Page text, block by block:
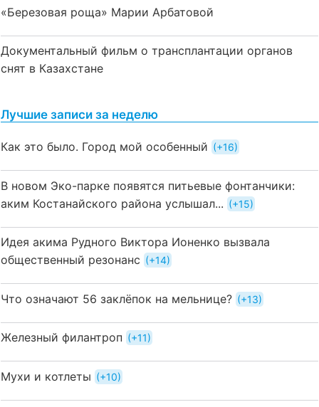
«Березовая роща» Марии Арбатовой
Документальный фильм о трансплантации органов
снят в Казахстане
Лучшие записи за неделю
Как это было. Город мой особенный +16
В новом Эко-парке появятся питьевые фонтанчики:
аким Костанайского района услышал...
+15
Идея акима Рудного Виктора Ионенко вызвала
общественный резонанс
+14
Что означают 56 заклёпок на мельнице? +13
Железный филантроп +11
Мухи и котлеты +10